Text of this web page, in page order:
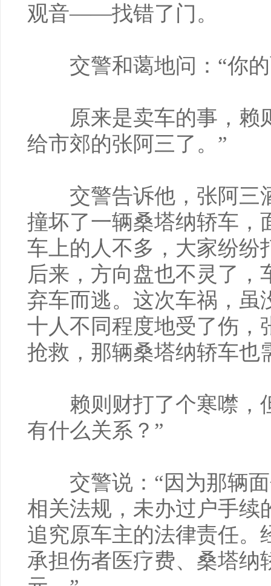
观音——找错了门。
交警和蔼地问：“你的
原来是卖车的事，赖
给市郊的张阿三了。”
交警告诉他，张阿三
撞坏了一辆桑塔纳轿车，
车上的人不多，大家纷纷
后来，方向盘也不灵了
弃车而逃。这次车祸，虽
十人不同程度地受了伤，
抢救，那辆桑塔纳轿车也
赖则财打了个寒噤，
有什么关系？”
交警说：“因为那辆面
相关法规，未办过户手续
追究原车主的法律责任。
承担伤者医疗费、桑塔纳